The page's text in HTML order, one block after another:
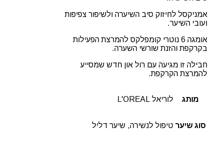
אמניקסל לחיזוק סיב השיערה ולשיפור צפיפות
ועובי השיער.
אומגה 6 נוטרי קומפלקס להמרצת הפעילות
בקרקפת והזנת שורשי השערה.
חבילה זו מגיעה עם רול און חדש שמסייע
להמרצת הקרקפת.
מותג לוריאל L'OREAL
סוג שיער טיפול לנשירה, שיער דליל